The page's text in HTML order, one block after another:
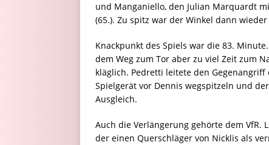
und Manganiello, den Julian Marquardt
(65.). Zu spitz war der Winkel dann
Knackpunkt des Spiels war die 83.
dem Weg zum Tor aber zu viel Zeit zum
kläglich. Pedretti leitete den
Spielgerät vor Dennis wegspitzeln und
Ausgleich.
Auch die Verlängerung gehörte dem
der einen Querschläger von Nicklis als